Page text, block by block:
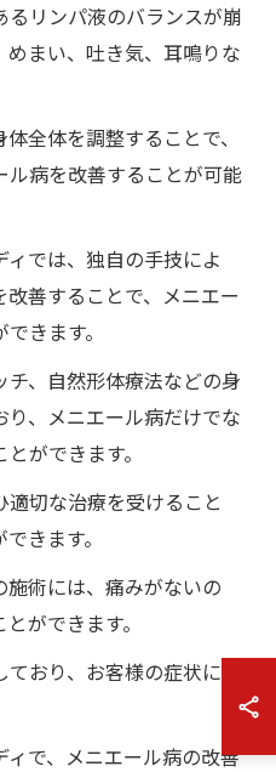
リンパ液のバランスが崩
まい、吐き気、耳鳴りな
全体を調整することで、
ル病を改善することが可能
では、独自の手技によ
善することで、メニエー
きます。
、自然形体療法などの身
、メニエール病だけでな
ができます。
切な治療を受けること
きます。
術には、痛みがないの
ができます。
おり、お客様の症状に応
で、メニエール病の改善